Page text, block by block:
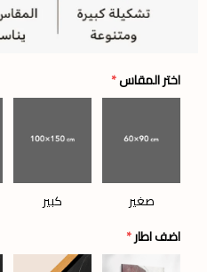
اختر المقاس*
صغير كبير
اضف اطار*